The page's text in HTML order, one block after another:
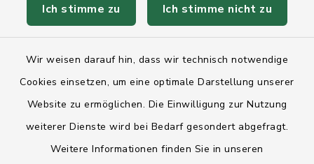
Ich stimme zu Ich stimme nicht zu
Wir weisen darauf hin, dass wir technisch notwendige
Cookies einsetzen, um eine optimale Darstellung unserer
Website zu ermöglichen. Die Einwilligung zur Nutzung
weiterer Dienste wird bei Bedarf gesondert abgefragt.
Weitere Informationen finden Sie in unseren
Anfahrt
Datenschutz